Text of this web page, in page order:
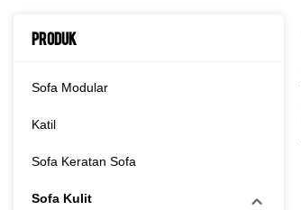
Produk
Sofa Modular
Katil
Sofa Keratan Sofa
Sofa Kulit